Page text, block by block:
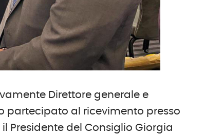
Direttore generale e
partecipato al ricevimento presso
Presidente del Consiglio Giorgia